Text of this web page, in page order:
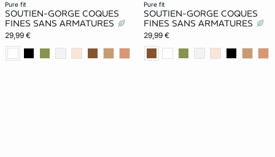
pure fit
SOUTIEN-GORGE COQUES
FINES SANS ARMATURES
29,99 €
pure fit
SOUTIEN-GORGE COQUES
FINES SANS ARMATURES
29,99 €